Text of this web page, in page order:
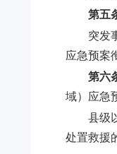
第五
突发
应急预案
第六
域）应急
县级
处置救援